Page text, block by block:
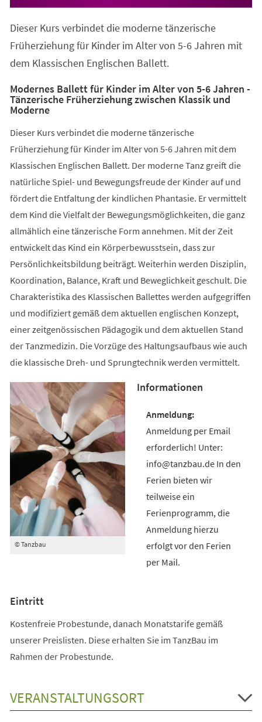
Dieser Kurs verbindet die moderne tänzerische
Früherziehung für Kinder im Alter von 5-6 Jahren mit
dem Klassischen Englischen Ballett.
Modernes Ballett für Kinder im Alter von 5-6 Jahren -
Tänzerische Früherziehung zwischen Klassik und
Moderne
Dieser Kurs verbindet die moderne tänzerische
Früherziehung für Kinder im Alter von 5-6 Jahren mit dem
Klassischen Englischen Ballett. Der moderne Tanz greift die
natürliche Spiel- und Bewegungsfreude der Kinder auf und
fördert die Entfaltung der kindlichen Phantasie. Er vermittelt
dem Kind die Vielfalt der Bewegungsmöglichkeiten, die ganz
allmählich eine tänzerische Form annehmen. Mit der Zeit
entwickelt das Kind ein Körperbewusstsein, dass zur
Persönlichkeitsbildung beiträgt. Weiterhin werden Disziplin,
Koordination, Balance, Kraft und Beweglichkeit geschult. Die
Charakteristika des Klassischen Ballettes werden aufgegriffen
und modifiziert gemäß dem aktuellen englischen Konzept,
einer zeitgenössischen Pädagogik und dem aktuellen Stand
der Tanzmedizin. Die Vorzüge des Haltungsaufbaus wie auch
die klassische Dreh- und Sprungtechnik werden vermittelt.
© Tanzbau
Informationen
Anmeldung per Email
erforderlich! Unter:
info@tanzbau.de In den
Ferien bieten wir
teilweise ein
Ferienprogramm, die
Anmeldung hierzu
erfolgt vor den Ferien
per Mail.
Eintritt
Kostenfreie Probestunde, danach Monatstarife gemäß
unserer Preislisten. Diese erhalten Sie im TanzBau im
Rahmen der Probestunde.
VERANSTALTUNGSORT